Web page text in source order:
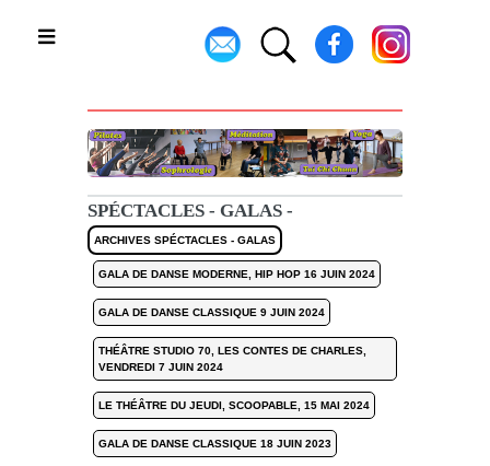
SPÉCTACLES - GALAS -
ARCHIVES SPÉCTACLES - GALAS
GALA DE DANSE MODERNE, HIP HOP 16 JUIN 2024
GALA DE DANSE CLASSIQUE 9 JUIN 2024
THÉÂTRE STUDIO 70, LES CONTES DE CHARLES,
VENDREDI 7 JUIN 2024
LE THÉÂTRE DU JEUDI, SCOOPABLE, 15 MAI 2024
GALA DE DANSE CLASSIQUE 18 JUIN 2023